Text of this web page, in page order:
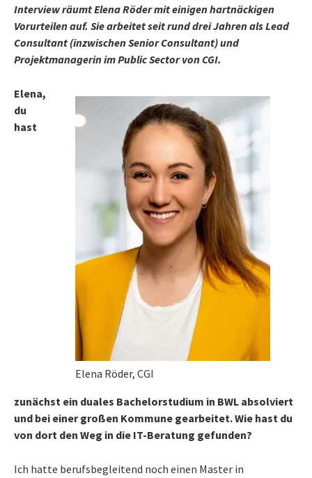
Interview räumt Elena Röder mit einigen hartnäckigen
Vorurteilen auf. Sie arbeitet seit rund drei Jahren als Lead
Consultant (inzwischen Senior Consultant) und
Projektmanagerin im Public Sector von CGI.
Elena Röder, CGI
Elena,
du
hast
zunächst ein duales Bachelorstudium in BWL absolviert
und bei einer großen Kommune gearbeitet. Wie hast du
von dort den Weg in die IT-Beratung gefunden?
Ich hatte berufsbegleitend noch einen Master in